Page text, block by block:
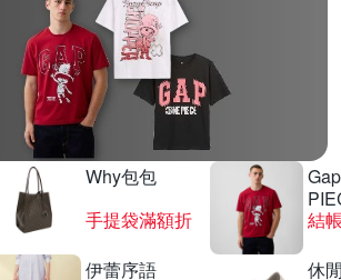
Why包包
手提袋滿額折
結
伊蕾序語
休